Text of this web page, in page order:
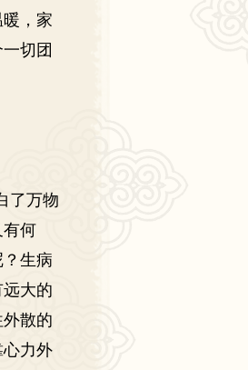
，家
切团
了万物
有何
生病
大的
散的
力外